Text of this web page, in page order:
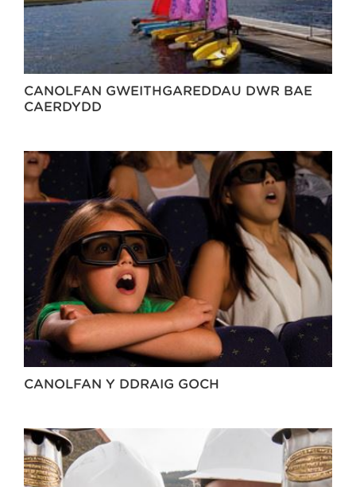
CANOLFAN GWEITHGAREDDAU DŴR BAE
CAERDYDD
CANOLFAN Y DDRAIG GOCH